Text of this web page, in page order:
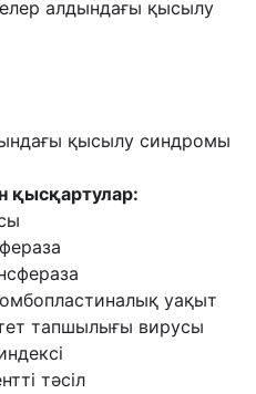
алдындағы қысылу
қысылу синдромы
қысқартулар:
уақыт
тапшылығы вирусы
тәсіл